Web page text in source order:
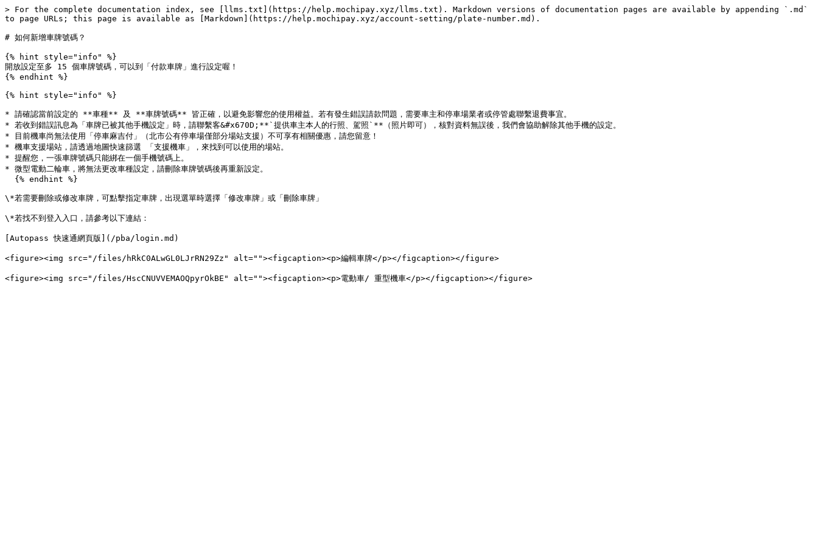
> For the complete documentation index, see [llms.txt](https://help.mochipay.xyz/llms.txt). Markdown versions of documentation pages are available by appending `.md`
to page URLs; this page is available as [Markdown](https://help.mochipay.xyz/account-setting/plate-number.md).
# 如何新增車牌號碼？
{% hint style="info" %}
開放設定至多 15 個車牌號碼，可以到「付款車牌」進行設定喔！
{% endhint %}
{% hint style="info" %}
* 請確認當前設定的 **車種** 及 **車牌號碼** 皆正確，以避免影響您的使用權益。若有發生錯誤請款問題，需要車主和停車場業者或停管處聯繫退費事宜。
* 若收到錯誤訊息為「車牌已被其他手機設定」時，請聯繫客&#x670D;**`提供車主本人的行照、駕照`**（照片即可），核對資料無誤後，我們會協助解除其他手機的設定。
* 目前機車尚無法使用「停車麻吉付」（北市公有停車場僅部分場站支援）不可享有相關優惠，請您留意！
* 機車支援場站，請透過地圖快速篩選 「支援機車」，來找到可以使用的場站。
* 提醒您，一張車牌號碼只能綁在一個手機號碼上。
* 微型電動二輪車，將無法更改車種設定，請刪除車牌號碼後再重新設定。
\*若需要刪除或修改車牌，可點擊指定車牌，出現選單時選擇「修改車牌」或「刪除車牌」
\*若找不到登入入口，請參考以下連結：
[Autopass 快速通網頁版](/pba/login.md)
<figure><img src="/files/hRkC0ALwGL0LJrRN29Zz" alt=""><figcaption><p>編輯車牌</p></figcaption></figure>